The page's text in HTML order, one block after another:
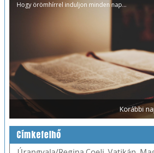
Hogy örömhírrel induljon minden nap...
Korábbi
Címkefelhő